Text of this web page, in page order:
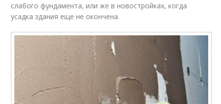
слабого фундамента, или же в новостройках, когда
усадка здания еще не окончена.